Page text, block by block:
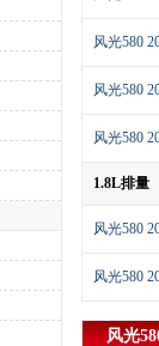
风光580
风光580
风光580
1.8L排量
风光580
风光580
风光